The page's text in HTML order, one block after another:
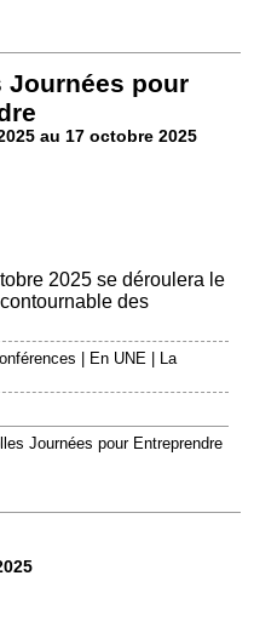
Journées pour
au 17 octobre 2025
2025 se déroulera le
des
En UNE
La
Journées pour Entreprendre